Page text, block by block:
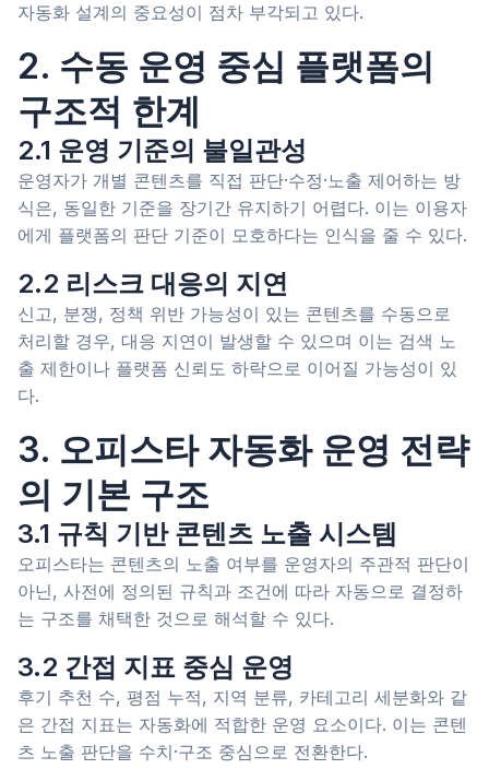
자동화 설계의 중요성이 점차 부각되고 있다.
2. 수동 운영 중심 플랫폼의
구조적 한계
2.1 운영 기준의 불일관성
운영자가 개별 콘텐츠를 직접 판단·수정·노출 제어하는 방
식은, 동일한 기준을 장기간 유지하기 어렵다. 이는 이용자
에게 플랫폼의 판단 기준이 모호하다는 인식을 줄 수 있다.
2.2 리스크 대응의 지연
신고, 분쟁, 정책 위반 가능성이 있는 콘텐츠를 수동으로
처리할 경우, 대응 지연이 발생할 수 있으며 이는 검색 노
출 제한이나 플랫폼 신뢰도 하락으로 이어질 가능성이 있
다.
3. 오피스타 자동화 운영 전략
의 기본 구조
3.1 규칙 기반 콘텐츠 노출 시스템
오피스타는 콘텐츠의 노출 여부를 운영자의 주관적 판단이
아닌, 사전에 정의된 규칙과 조건에 따라 자동으로 결정하
는 구조를 채택한 것으로 해석할 수 있다.
3.2 간접 지표 중심 운영
후기 추천 수, 평점 누적, 지역 분류, 카테고리 세분화와 같
은 간접 지표는 자동화에 적합한 운영 요소이다. 이는 콘텐
츠 노출 판단을 수치·구조 중심으로 전환한다.